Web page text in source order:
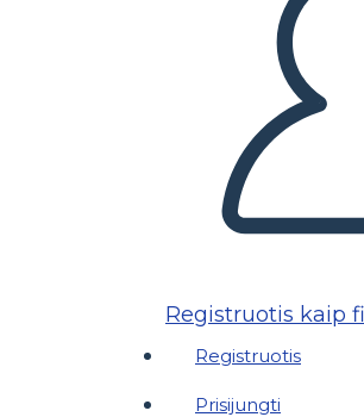
Registruotis kaip
Registruotis
Prisijungti